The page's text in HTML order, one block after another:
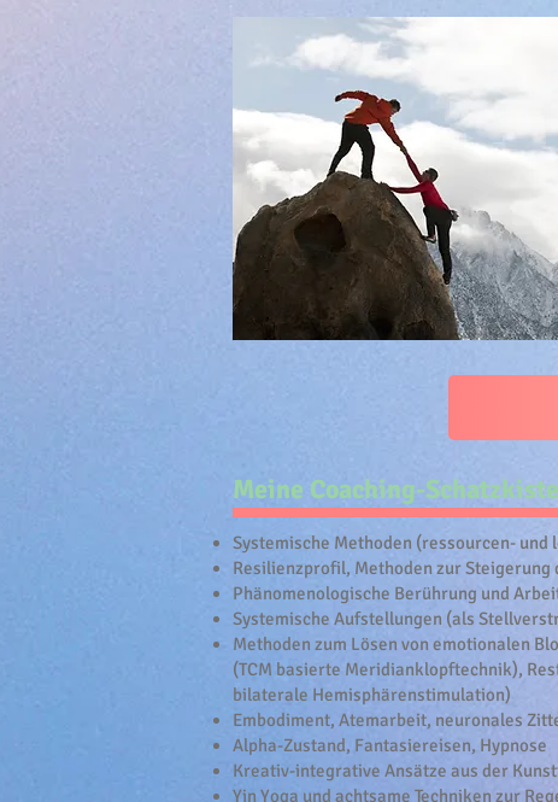
Meine Coaching-Schatzkiste
Systemische Methoden (ressourcen-
Resilienzprofil, Methoden zur Steigerung
Phänomenologische Berührung und
Systemische Aufstellungen (als
Methoden zum Lösen von emotionalen
(TCM basierte Meridianklopftechnik),
bilaterale Hemisphärenstimulation)
Embodiment, Atemarbeit, neuronales
Alpha-Zustand, Fantasiereisen, Hypnose
Kreativ-integrative Ansätze aus der
Yin Yoga und achtsame Techniken zur